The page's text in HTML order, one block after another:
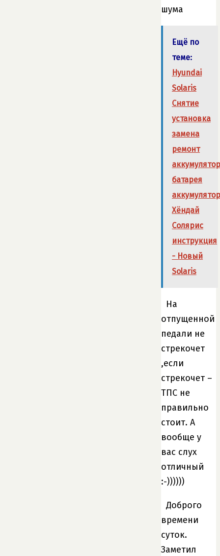
шума
Ещё по
теме:
Hyundai
Solaris
Снятие
установка
замена
ремонт
батарея
аккумулятор
Хёндай
Солярис
инструкция
- Новый
Solaris
На
отпущенной
педали не
стрекочет
,если
стрекочет –
ТПС не
правильно
стоит. А
вообще у
вас слух
отличный
:-))))))
Доброго
времени
суток.
Заметил